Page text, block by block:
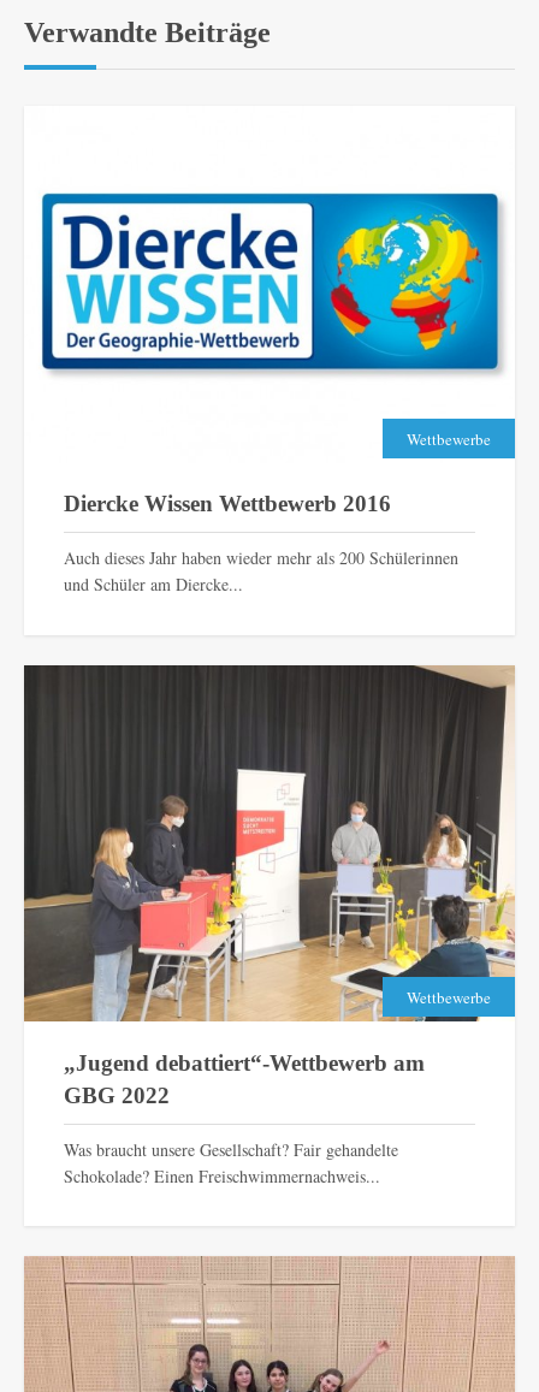
Verwandte Beiträge
Wettbewerbe
Diercke Wissen Wettbewerb 2016
Auch dieses Jahr haben wieder mehr als 200 Schülerinnen
und Schüler am Diercke...
Wettbewerbe
„Jugend debattiert“-Wettbewerb am
GBG 2022
Was braucht unsere Gesellschaft? Fair gehandelte
Schokolade? Einen Freischwimmernachweis...